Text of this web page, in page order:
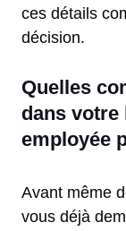
ces détails
décision.
Quelles
dans votre
employée
Avant même
vous déjà